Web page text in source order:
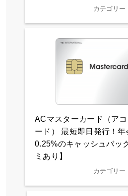
カテゴリー
ACマスターカード（ア
ード） 最短即日発行！年
0.25%のキャッシュバッ
ミあり】
カテゴリー